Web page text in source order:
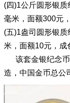
(四)1公斤圆形银
毫米，面额300元
(五)1盎司圆形银
米，面额10元，成
该套金银纪念币
造，中国金币总公